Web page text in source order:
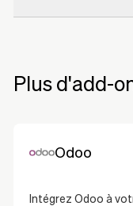
Plus d'add-
Odoo
Intégrez Odoo à